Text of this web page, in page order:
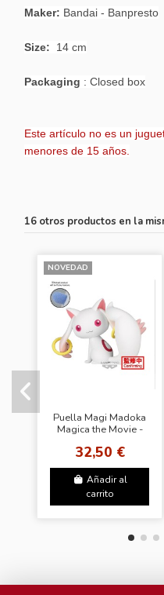
Maker: Bandai - Banpresto
Size: 14 cm
Packaging : Closed box
Este artículo no es un
menores de 15 años.
16 otros productos en la
NOVEDAD
Puella Magi Madoka
Magica the Movie -
Puffy～Kyubey &
Bebe～(A:Kyubey)
32,50 €
Añadir al
carrito